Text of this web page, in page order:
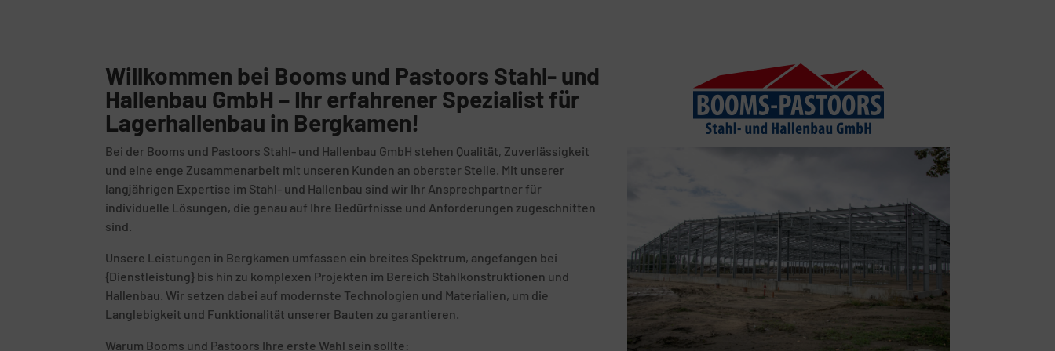
Willkommen bei Booms und Pastoors Stahl- und
Hallenbau GmbH – Ihr erfahrener Spezialist für
Lagerhallenbau in Bergkamen!
Bei der Booms und Pastoors Stahl- und Hallenbau GmbH stehen Qualität, Zuverlässigkeit
und eine enge Zusammenarbeit mit unseren Kunden an oberster Stelle. Mit unserer
langjährigen Expertise im Stahl- und Hallenbau sind wir Ihr Ansprechpartner für
individuelle Lösungen, die genau auf Ihre Bedürfnisse und Anforderungen zugeschnitten
sind.
Unsere Leistungen in Bergkamen umfassen ein breites Spektrum, angefangen bei
{Dienstleistung} bis hin zu komplexen Projekten im Bereich Stahlkonstruktionen und
Hallenbau. Wir setzen dabei auf modernste Technologien und Materialien, um die
Langlebigkeit und Funktionalität unserer Bauten zu garantieren.
Warum Booms und Pastoors Ihre erste Wahl sein sollte: